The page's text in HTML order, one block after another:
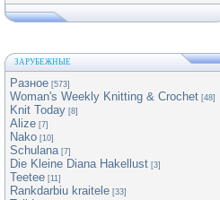
ЗАРУБЕЖНЫЕ
Разное [573]
Woman's Weekly Knitting & Crochet [48]
Knit Today [8]
Alize [7]
Nako [10]
Schulana [7]
Die Kleine Diana Hakellust [3]
Teetee [11]
Rankdarbiu kraitele [33]